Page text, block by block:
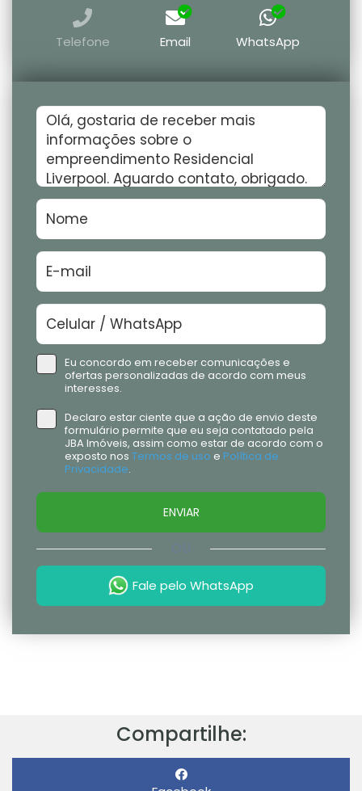
Telefone Email WhatsApp
Eu concordo em receber comunicações e
ofertas personalizadas de acordo com meus
interesses.
Declaro estar ciente que a ação de envio deste
formulário permite que eu seja contatado pela
JBA Imóveis, assim como estar de acordo com o
exposto nos Termos de uso e Política de
Privacidade.
ENVIAR
OU
Fale pelo WhatsApp
Compartilhe: